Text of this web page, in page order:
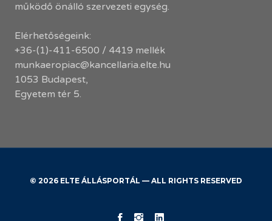
működő önálló szervezeti egység.
Elérhetőségeink:
+36-(1)-411-6500 / 4419 mellék
munkaeropiac@kancellaria.elte.hu
1053 Budapest,
Egyetem tér 5.
© 2026 ELTE ÁLLÁSPORTÁL — ALL RIGHTS RESERVED
KK ELTEELTE